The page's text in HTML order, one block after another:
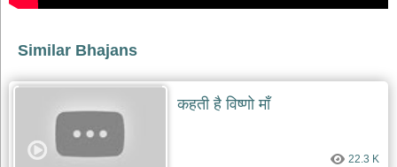
गुरुदेव
भजन
विविध
भजन
Similar Bhajans
कहती है विष्णो माँ
22.3 K